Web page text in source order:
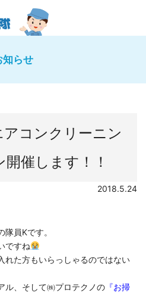
知らせ
アコンクリーニン
催します！！
2018.5.24
員Kです。
ですね
れた方もいらっしゃるのではない
ル、そして㈱プロテクノの 『お掃